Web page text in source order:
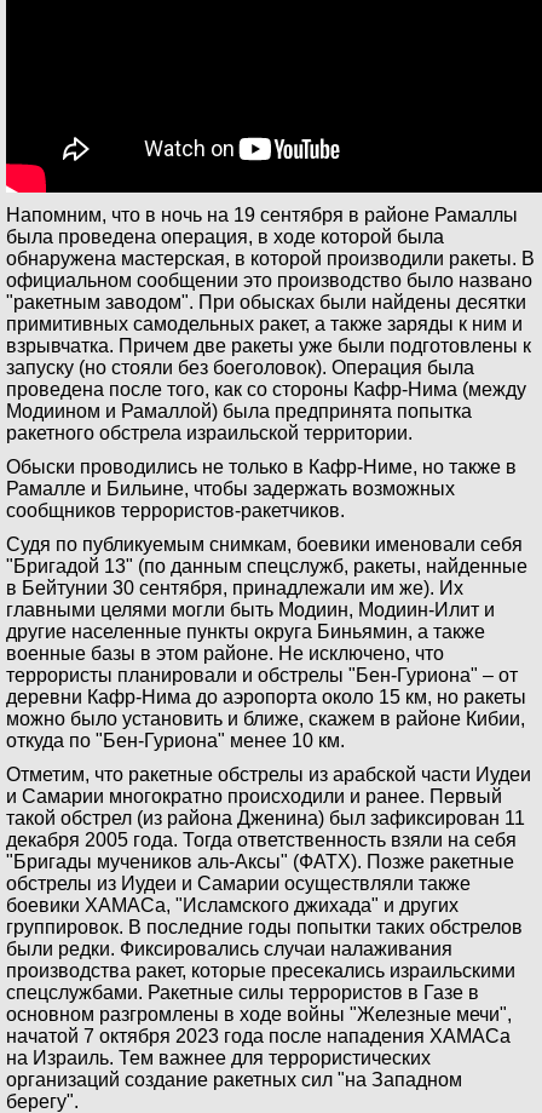
Напомним, что в ночь на 19 сентября в районе Рамаллы
была проведена операция, в ходе которой была
обнаружена мастерская, в которой производили ракеты. В
официальном сообщении это производство было названо
"ракетным заводом". При обысках были найдены десятки
примитивных самодельных ракет, а также заряды к ним и
взрывчатка. Причем две ракеты уже были подготовлены к
запуску (но стояли без боеголовок). Операция была
проведена после того, как со стороны Кафр-Нима (между
Модиином и Рамаллой) была предпринята попытка
ракетного обстрела израильской территории.
Обыски проводились не только в Кафр-Ниме, но также в
Рамалле и Бильине, чтобы задержать возможных
сообщников террористов-ракетчиков.
Судя по публикуемым снимкам, боевики именовали себя
"Бригадой 13" (по данным спецслужб, ракеты, найденные
в Бейтунии 30 сентября, принадлежали им же). Их
главными целями могли быть Модиин, Модиин-Илит и
другие населенные пункты округа Биньямин, а также
военные базы в этом районе. Не исключено, что
террористы планировали и обстрелы "Бен-Гуриона" – от
деревни Кафр-Нима до аэропорта около 15 км, но ракеты
можно было установить и ближе, скажем в районе Кибии,
откуда по "Бен-Гуриона" менее 10 км.
Отметим, что ракетные обстрелы из арабской части Иудеи
и Самарии многократно происходили и ранее. Первый
такой обстрел (из района Дженина) был зафиксирован 11
декабря 2005 года. Тогда ответственность взяли на себя
"Бригады мучеников аль-Аксы" (ФАТХ). Позже ракетные
обстрелы из Иудеи и Самарии осуществляли также
боевики ХАМАСа, "Исламского джихада" и других
группировок. В последние годы попытки таких обстрелов
были редки. Фиксировались случаи налаживания
производства ракет, которые пресекались израильскими
спецслужбами. Ракетные силы террористов в Газе в
основном разгромлены в ходе войны "Железные мечи",
начатой 7 октября 2023 года после нападения ХАМАСа
на Израиль. Тем важнее для террористических
организаций создание ракетных сил "на Западном
берегу".